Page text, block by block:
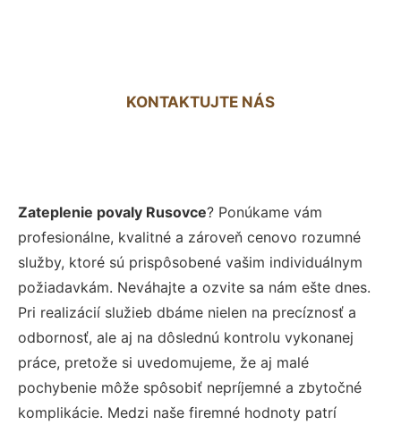
KONTAKTUJTE NÁS
Zateplenie povaly Rusovce? Ponúkame vám
profesionálne, kvalitné a zároveň cenovo rozumné
služby, ktoré sú prispôsobené vašim individuálnym
požiadavkám. Neváhajte a ozvite sa nám ešte dnes.
Pri realizácií služieb dbáme nielen na precíznosť a
odbornosť, ale aj na dôslednú kontrolu vykonanej
práce, pretože si uvedomujeme, že aj malé
pochybenie môže spôsobiť nepríjemné a zbytočné
komplikácie. Medzi naše firemné hodnoty patrí